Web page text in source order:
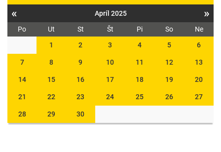
« Apríl 2025 »
Po Ut St Št Pi So
Ne
1
2 3 4 5 6
7 8 9 10 11 12 13
14 15 16 17 18 19 20
21 22 23 24 25 26 27
28 29 30